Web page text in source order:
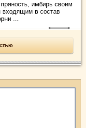
имбирь своим
входящим в состав
...